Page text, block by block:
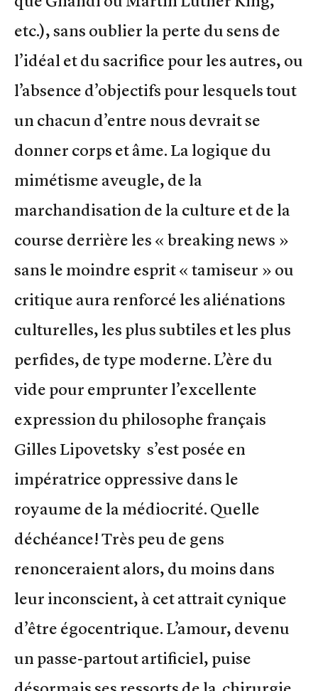
etc.), sans oublier la perte du sens de
l’idéal et du sacrifice pour les autres, ou
l’absence d’objectifs pour lesquels tout
un chacun d’entre nous devrait se
donner corps et âme. La logique du
mimétisme aveugle, de la
marchandisation de la culture et de la
course derrière les « breaking news »
sans le moindre esprit « tamiseur » ou
critique aura renforcé les aliénations
culturelles, les plus subtiles et les plus
perfides, de type moderne. L’ère du
vide pour emprunter l’excellente
expression du philosophe français
Gilles Lipovetsky s’est posée en
impératrice oppressive dans le
royaume de la médiocrité. Quelle
déchéance! Très peu de gens
renonceraient alors, du moins dans
leur inconscient, à cet attrait cynique
d’être égocentrique. L’amour, devenu
un passe-partout artificiel, puise